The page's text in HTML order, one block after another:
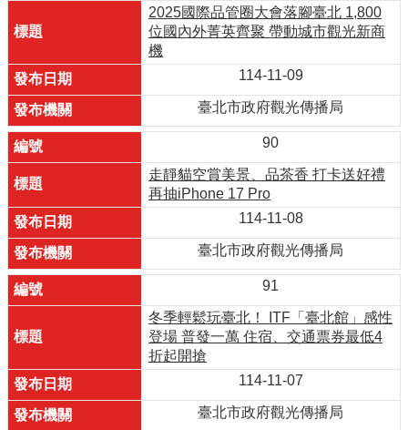
2025國際品管圈大會落腳臺北 1,800
位國內外菁英齊聚 帶動城市觀光新商
機
114-11-09
臺北市政府觀光傳播局
90
走靜貓空賞美景、品茶香 打卡送好禮
再抽iPhone 17 Pro
114-11-08
臺北市政府觀光傳播局
91
冬季輕鬆玩臺北！ ITF「臺北館」感性
登場 普發一萬 住宿、交通票券最低4
折起開搶
114-11-07
臺北市政府觀光傳播局